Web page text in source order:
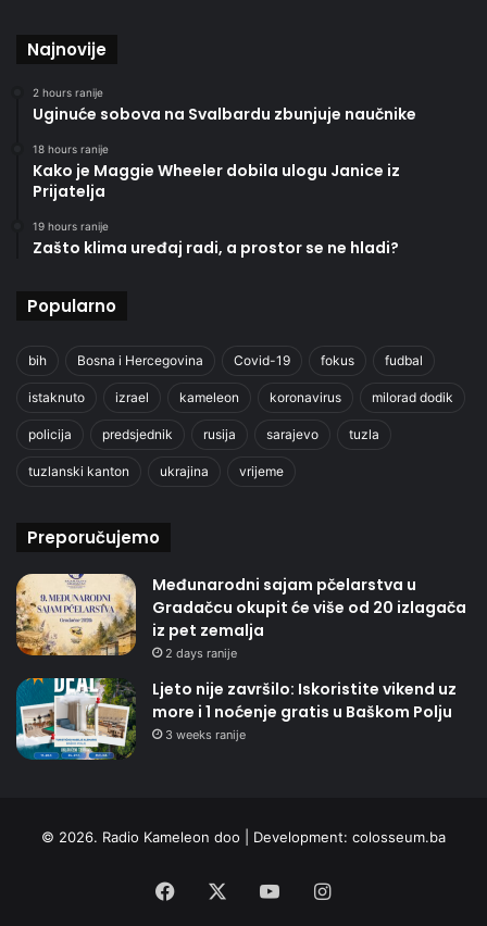
Najnovije
2 hours ranije
Uginuće sobova na Svalbardu zbunjuje naučnike
18 hours ranije
Kako je Maggie Wheeler dobila ulogu Janice iz
Prijatelja
19 hours ranije
Zašto klima uređaj radi, a prostor se ne hladi?
Popularno
bih Bosna i Hercegovina Covid-19 fokus fudbal
istaknuto izrael kameleon koronavirus milorad dodik
policija predsjednik rusija sarajevo tuzla
tuzlanski kanton ukrajina vrijeme
Preporučujemo
Međunarodni sajam pčelarstva u
Gradačcu okupit će više od 20 izlagača
iz pet zemalja
2 days ranije
Ljeto nije završilo: Iskoristite vikend uz
more i 1 noćenje gratis u Baškom Polju
3 weeks ranije
© 2026. Radio Kameleon doo | Development: colosseum.ba
Facebook YouTubeInstagram